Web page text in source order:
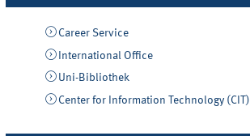
Career Service
International Office
Uni-Bibliothek
Center for Information Technology (CIT)